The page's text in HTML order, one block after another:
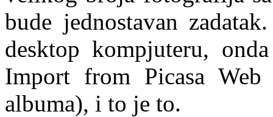
bude jednostavan
desktop kompjuteru,
Import from Picasa
albuma), i to je to.